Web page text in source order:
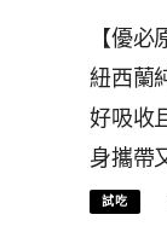
【優必
紐西蘭
好吸收
身攜帶
試吃